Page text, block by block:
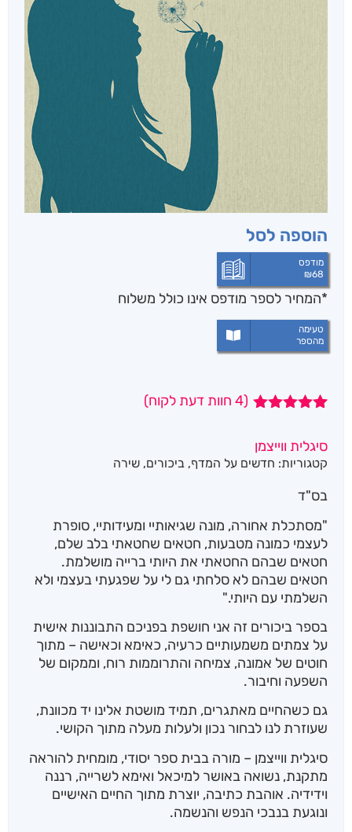
הוספה לסל
מודפס
₪68
*המחיר לספר מודפס אינו כולל משלוח
טעימה
מהספר
מבוסס על
דירוגים של
(
4 חוות דעת לקוח)
סיגלית ווייצמן
קטגוריות: חדשים על המדף, ביכורים, שירה
בס"ד
"מסתכלת אחורה, מונה שגיאותיי ומעידותיי, סופרת
לעצמי כמונה מטבעות, חטאים שחטאתי בלב שלם,
חטאים שבהם החטאתי את היותי ברייה מושלמת.
חטאים שבהם לא סלחתי גם לי על שפגעתי בעצמי ולא
השלמתי עם היותי."
בספר ביכורים זה אני חושפת בפניכם התבוננות אישית
על צמתים משמעותיים כרעיה, כאימא וכאישה – מתוך
חוטים של אמונה, צמיחה והתרוממות רוח, וממקום של
השפעה וחיבור.
גם כשהחיים מאתגרים, תמיד מושטת אלינו יד מכוונת,
שעוזרת לנו לבחור נכון ולעלות מעלה מתוך הקושי.
סיגלית ווייצמן – מורה בבית ספר יסודי, מומחית להוראה
מתקנת, נשואה באושר למיכאל ואימא לשרייה, רננה
וידידיה. אוהבת כתיבה, יוצרת מתוך החיים האישיים
ונוגעת בנבכי הנפש והנשמה.